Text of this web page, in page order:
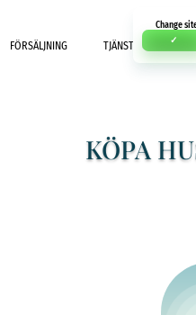
Change
✓
FÖRSÄLJNING TJÄNSTER
KÖPA